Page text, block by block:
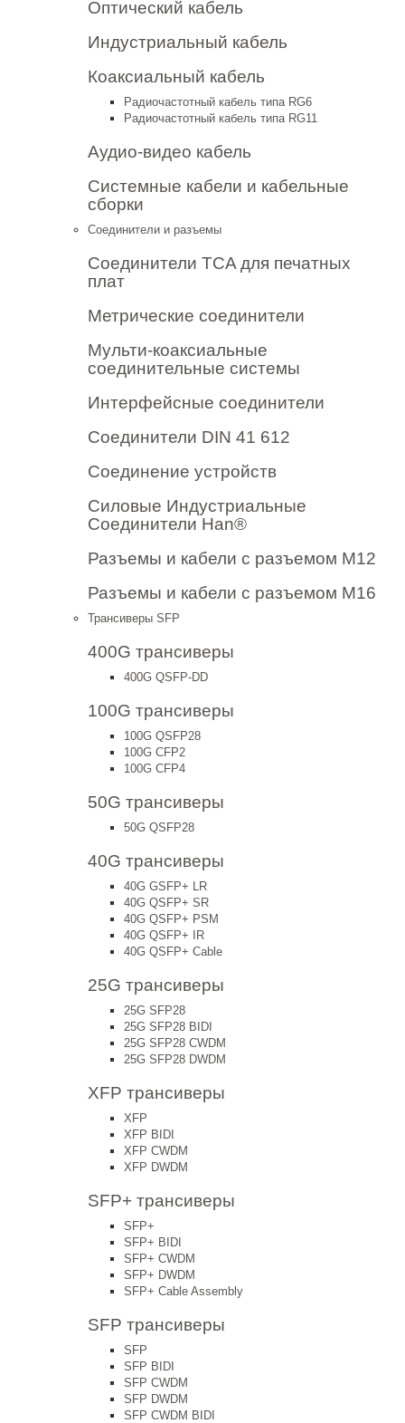
Оптический кабель
Индустриальный кабель
Коаксиальный кабель
Радиочастотный кабель типа RG6
Радиочастотный кабель типа RG11
Аудио-видео кабель
Системные кабели и кабельные
сборки
Соединители и разъемы
Соединители TCA для печатных
плат
Метрические соединители
Мульти-коаксиальные
соединительные системы
Интерфейсные соединители
Соединители DIN 41 612
Соединение устройств
Силовые Индустриальные
Соединители Han®
Разъемы и кабели с разъемом М12
Разъемы и кабели с разъемом М16
Трансиверы SFP
400G трансиверы
400G QSFP-DD
100G трансиверы
100G QSFP28
100G CFP2
100G CFP4
50G трансиверы
50G QSFP28
40G трансиверы
40G GSFP+ LR
40G QSFP+ SR
40G QSFP+ PSM
40G QSFP+ IR
40G QSFP+ Cable
25G трансиверы
25G SFP28
25G SFP28 BIDI
25G SFP28 CWDM
25G SFP28 DWDM
XFP трансиверы
XFP
XFP BIDI
XFP CWDM
XFP DWDM
SFP+ трансиверы
SFP+
SFP+ BIDI
SFP+ CWDM
SFP+ DWDM
SFP+ Cable Assembly
SFP трансиверы
SFP
SFP BIDI
SFP CWDM
SFP DWDM
SFP CWDM BIDI